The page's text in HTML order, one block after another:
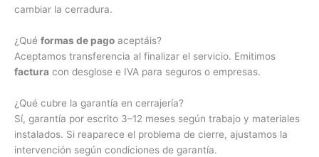
cambiar la cerradura.
¿Qué formas de pago aceptáis?
Aceptamos transferencia al finalizar el servicio. Emitimos
factura con desglose e IVA para seguros o empresas.
¿Qué cubre la garantía en cerrajería?
Sí, garantía por escrito 3–12 meses según trabajo y materiales
instalados. Si reaparece el problema de cierre, ajustamos la
intervención según condiciones de garantía.